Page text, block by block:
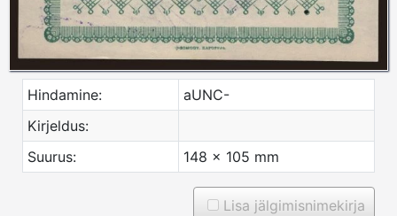
Hindamine:
aUNC-
Kirjeldus:
Suurus:
148 x 105 mm
Lisa jälgimisnimekirja